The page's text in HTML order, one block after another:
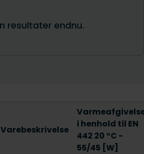
Varebeskrivelse
i henhold til EN
442 20 °C -
55/45 [W]